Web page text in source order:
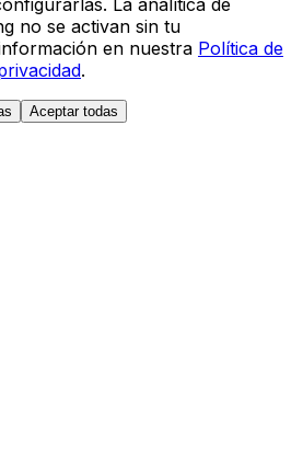
La analítica de
no se activan sin tu
en nuestra Política de
.
Aceptar todas